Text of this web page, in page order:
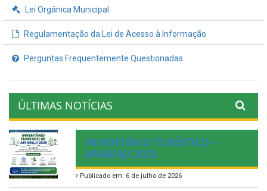
Lei Orgânica Municipal
Regulamentação da Lei de Acesso à Informação
Perguntas Frequentemente Questionadas
ÚLTIMAS NOTÍCIAS
INVENTÁRIO TURÍSTICO –
AMARAJI 2025
Publicado em: 6 de julho de 2026